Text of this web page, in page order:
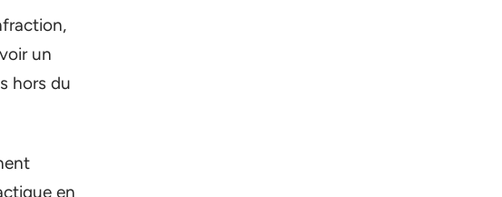
un
hors du
en